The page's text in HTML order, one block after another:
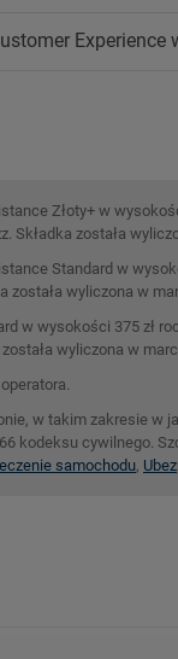
Experience
Złoty+ w
Składka została
Standard w
została wyliczona w
w wysokości 375 zł
wyliczona w
w takim zakresie w
kodeksu cywilnego.
samochodu